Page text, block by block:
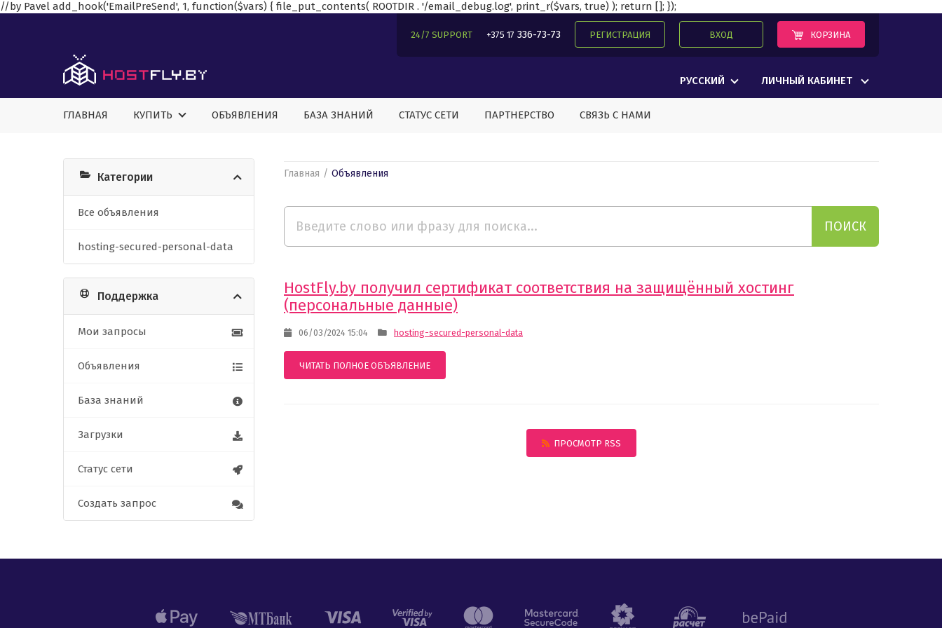
//by Pavel add_hook('EmailPreSend', 1, function($vars) { file_put_contents( ROOTDIR . '/email_debug.log', print_r($vars, true) ); return []; });
24/7 SUPPORT +375 17 336-73-73 РЕГИСТРАЦИЯ ВХОД КОРЗИНА
РУССКИЙ ЛИЧНЫЙ КАБИНЕТ
ГЛАВНАЯ КУПИТЬ ОБЪЯВЛЕНИЯ БАЗА ЗНАНИЙ СТАТУС СЕТИ ПАРТНЕРСТВО СВЯЗЬ С НАМИ
Главная Объявления
HostFly.by получил сертификат соответствия на защищённый хостинг
(персональные данные)
06/03/2024 15:04 hosting-secured-personal-data
ЧИТАТЬ ПОЛНОЕ ОБЪЯВЛЕНИЕ
ПРОСМОТР RSS
Категории
Все объявления
hosting-secured-personal-data
Поддержка
Мои запросы
Объявления
База знаний
Загрузки
Статус сети
Создать запрос